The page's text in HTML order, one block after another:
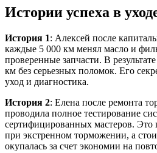
Истории успеха в
История 1: Алексей после
каждые 5 000 км менял масло и
проверенные запчасти. В
км без серьезных поломок. Его
уход и диагностика.
История 2: Елена после ремонта
проводила полное тестирование
сертифицированных мастеров. Это
при экстренном торможении, а
окупалась за счет экономии на